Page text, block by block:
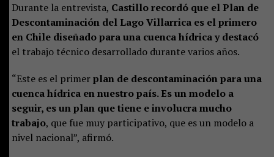
Durante la entrevista, Castillo recordó que el Plan de
Descontaminación del Lago Villarrica es el primero
en Chile diseñado para una cuenca hídrica y destacó
el trabajo técnico desarrollado durante varios años.
“Este es el primerplan de descontaminación para una
cuenca hídrica en nuestro país. Es un modelo a
seguir, es un plan que tiene e involucra mucho
trabajo, que fue muy participativo, que es un modelo a
nivel nacional”, afirmó.